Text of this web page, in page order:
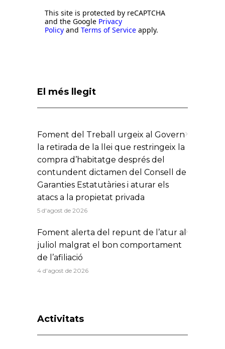
This site is protected by reCAPTCHA
and the Google Privacy
Policy and Terms of Service apply.
El més llegit
Foment del Treball urgeix al Govern
la retirada de la llei que restringeix la
compra d’habitatge després del
contundent dictamen del Consell de
Garanties Estatutàries i aturar els
atacs a la propietat privada
5 d'agost de 2026
Foment alerta del repunt de l’atur al
juliol malgrat el bon comportament
de l’afiliació
4 d'agost de 2026
Activitats